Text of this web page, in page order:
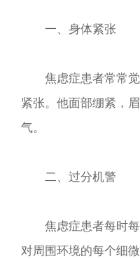
一、身体紧张
焦虑症患者常常觉
紧张。他面部绷紧，
气。
二、过分机警
焦虑症患者每时每
对周围环境的每个细